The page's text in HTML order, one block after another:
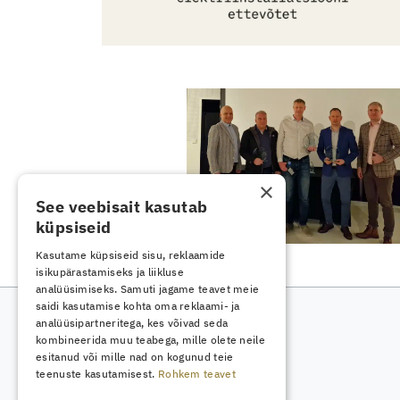
×
See veebisait kasutab
küpsiseid
Kasutame küpsiseid sisu, reklaamide
isikupärastamiseks ja liikluse
analüüsimiseks. Samuti jagame teavet meie
saidi kasutamise kohta oma reklaami- ja
analüüsipartneritega, kes võivad seda
kombineerida muu teabega, mille olete neile
esitanud või mille nad on kogunud teie
teenuste kasutamisest. Rohkem teavet